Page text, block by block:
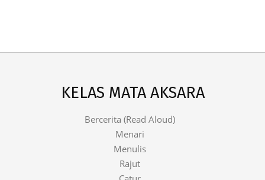
KELAS MATA AKSARA
Bercerita (Read Aloud)
Menari
Menulis
Rajut